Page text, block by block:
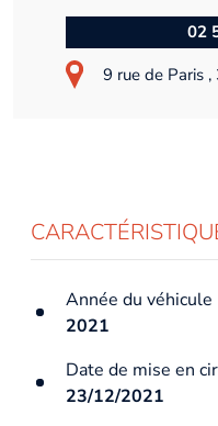
02
9 rue de Paris
Année du véhicule
2021
Date de mise en
23/12/2021